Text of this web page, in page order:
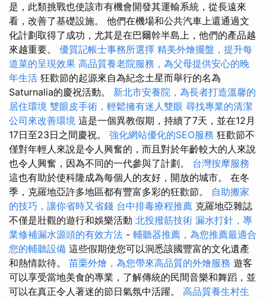
是，此類挑戰也使該市有機會開發其運輸系統，從長遠來
看，改善了基礎設施。 他們在機場和公共汽車上還通過文
化計劃取得了成功，尤其是在巴爾幹半島上，他們的產品越
來越重要。 優質記帳士事務所選擇 精美外燴擺盤，提升每
道菜的呈現效果 高品質養老院服務，為父母提供安心的晚
年生活 狂歡節的起源來自為紀念土星而舉行的名為
Saturnalia的慶祝活動。 新北市安養院，為長者打造溫馨的
居住環境 雙眼皮手術，輕鬆擁有迷人雙眼 尋找專業的清潔
公司來改善環境 這是一個異教假期，持續了7天，並在12月
17日至23日之間慶祝。 強化網站優化的SEO服務 狂歡節不
僅對年輕人來說是令人興奮的，而且對於年齡較大的人來說
也令人興奮，因為不同的一代參與了計劃。 台灣按摩服務
這也有助於使科隆成為每個人的友好，開放的城市。 在冬
季，克羅地亞許多地區都有豐富多彩的狂歡節。 自助搬家
的技巧，讓你省時又省錢 台中排毒療程推薦 克羅地亞雜誌
不僅是壯觀的遊行和娛樂活動 北投撥筋技術 漏水打針，專
業修補漏水源頭的有效方法 - 輔聽器推薦，為您推薦最適合
您的輔聽設備 這些假期使您可以洞悉該國豐富的文化遺產
和熱情款待。 苗栗外燴，為您帶來高品質的外燴服務 遊客
可以享受當地美食的專業，了解傳統的民間音樂和舞蹈，並
可以在真正令人著迷的節日氣氛中活躍。 高品質養生村生